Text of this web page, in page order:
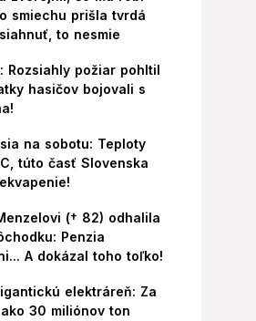
smiechu prišla tvrdá
to nesmie
Rozsiahly požiar pohltil
hasičov bojovali s
na sobotu: Teploty
túto časť Slovenska
(† 82) odhalila
Penzia
A dokázal toho toľko!
elektráreň: Za
30 miliónov ton